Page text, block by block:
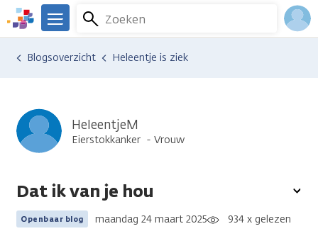
Overslaan
en
naar
We
er
Kanker.nl
Zoeken
Menu
Ervaringen van anderen
Blogsoverzicht Heleentje is ziek
HeleentjeM
Eierstokkanker Vrouw
Dat ik van je hou
Openbaar blog maandag 24 maart 2025 934 x gelezen